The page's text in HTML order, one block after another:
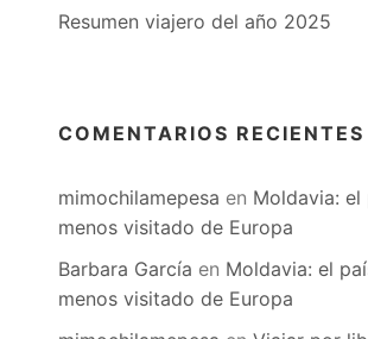
Resumen viajero del año 2025
COMENTARIOS RECIENTES
mimochilamepesa en Moldavia: el
menos visitado de Europa
Barbara García en Moldavia: el
menos visitado de Europa